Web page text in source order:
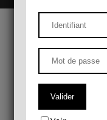
ENSEIGNEMENT